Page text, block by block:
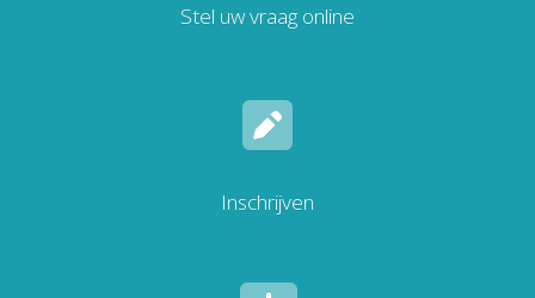
Stel uw vraag online
Inschrijven